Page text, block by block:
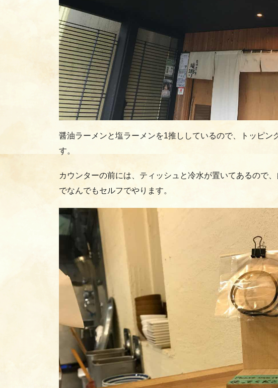
醤油ラーメンと塩ラーメンを1推ししているので、トッピン
す。
カウンターの前には、ティッシュと冷水が置いてあるので
でなんでもセルフでやります。